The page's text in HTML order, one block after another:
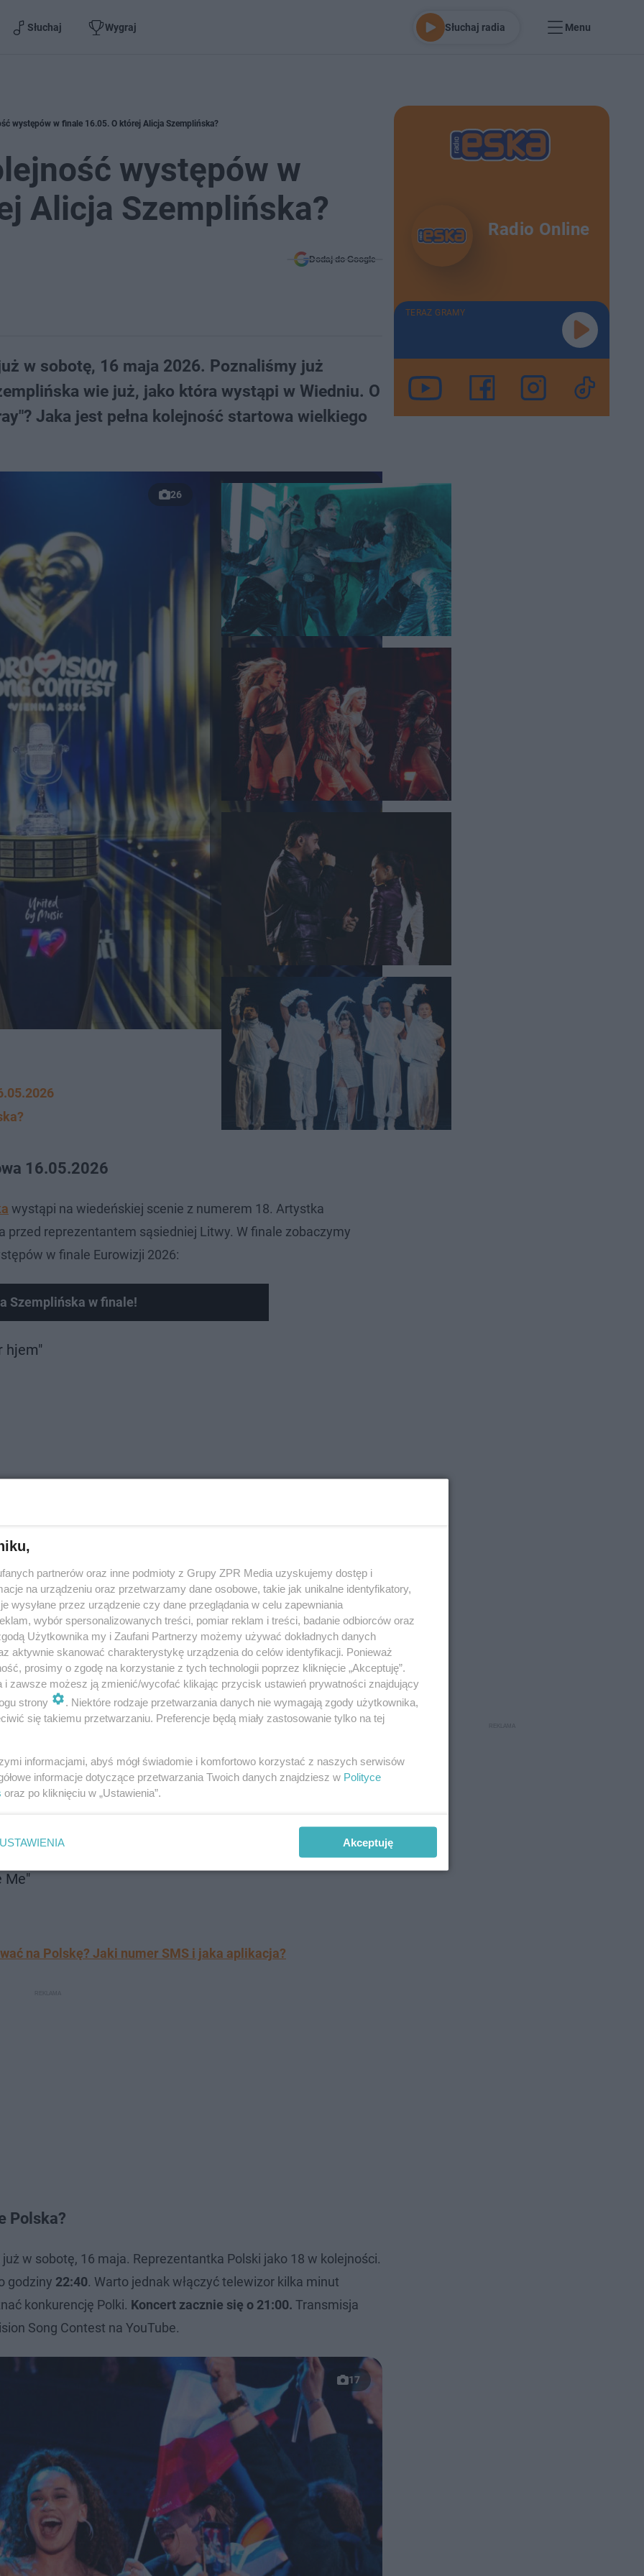
Słuchaj Wygraj Słuchaj radia Menu
występów w finale 16.05. O której Alicja Szemplińska?
występów w
Alicja Szemplińska?
Dodaj do Google
w sobotę, 16 maja 2026. Poznaliśmy już
wie już, jako która wystąpi w Wiedniu. O
Jaka jest pełna kolejność startowa wielkiego
26
16.05.2026
wystąpi na wiedeńskiej scenie z numerem 18. Artystka
przed reprezentantem sąsiedniej Litwy. W finale zobaczymy
w finale Eurowizji 2026:
Szemplińska w finale!
hjem"
"Eins, zwei, drei"
- "Liekinheitin"
Me"
na Polskę? Jaki numer SMS i jaka aplikacja?
Polska?
w sobotę, 16 maja. Reprezentantka Polski jako 18 w kolejności.
godziny 22:40. Warto jednak włączyć telewizor kilka minut
konkurencję Polki. Koncert zacznie się o 21:00. Transmisja
Song Contest na YouTube.
17
Radio Online
TERAZ GRAMY
partnerów oraz inne podmioty z Grupy ZPR Media uzyskujemy dostęp i
na urządzeniu oraz przetwarzamy dane osobowe, takie jak unikalne identyfikatory,
wysyłane przez urządzenie czy dane przeglądania w celu zapewniania
wybór spersonalizowanych treści, pomiar reklam i treści, badanie odbiorców oraz
Użytkownika my i Zaufani Partnerzy możemy używać dokładnych danych
aktywnie skanować charakterystykę urządzenia do celów identyfikacji. Ponieważ
prosimy o zgodę na korzystanie z tych technologii poprzez kliknięcie „Akceptuję”.
i zawsze możesz ją zmienić/wycofać klikając przycisk ustawień prywatności znajdujący
strony
. Niektóre rodzaje przetwarzania danych nie wymagają zgody użytkownika,
się takiemu przetwarzaniu. Preferencje będą miały zastosowanie tylko na tej
informacjami, abyś mógł świadomie i komfortowo korzystać z naszych serwisów
informacje dotyczące przetwarzania Twoich danych znajdziesz w Polityce
oraz po kliknięciu w „Ustawienia”.
USTAWIENIA Akceptuję